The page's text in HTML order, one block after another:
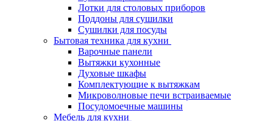
Лотки для столовых приборов
Поддоны для сушилки
Сушилки для посуды
Бытовая техника для кухни
Варочные панели
Вытяжки кухонные
Духовые шкафы
Комплектующие к вытяжкам
Микроволновые печи встраиваемые
Посудомоечные машины
Мебель для кухни